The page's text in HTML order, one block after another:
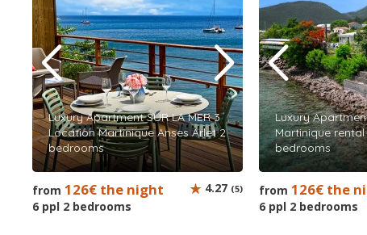
Luxury Apartment SUR LA MER 3
Location Martinique Anses Arlet 2
bedrooms
from 126€ the night
6 ppl 2 bedrooms
4.27 (5)
Luxury
Martinique rental
bedrooms
from 126€ the
6 ppl 2 bedrooms